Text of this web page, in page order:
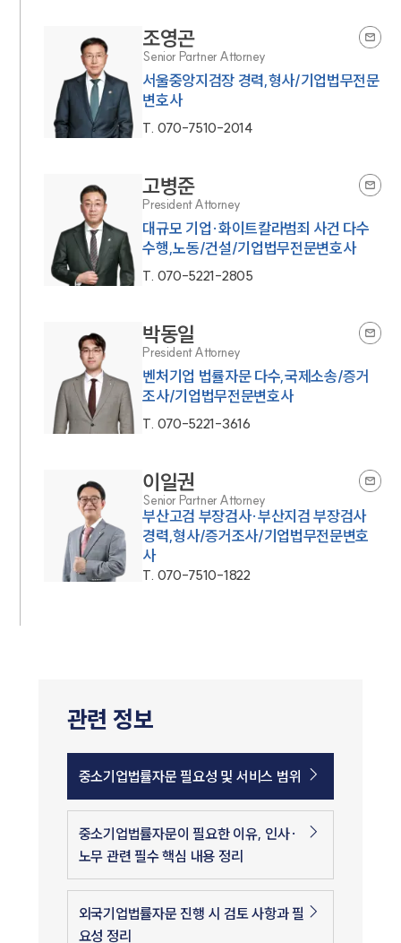
조영곤
Senior Partner Attorney
서울중앙지검장 경력,형사/기업법무전문
변호사
T. 070-7510-2014
고병준
President Attorney
대규모 기업·화이트칼라범죄 사건 다수
수행,노동/건설/기업법무전문변호사
T. 070-5221-2805
박동일
President Attorney
벤처기업 법률자문 다수,국제소송/증거
조사/기업법무전문변호사
T. 070-5221-3616
이일권
Senior Partner Attorney
부산고검 부장검사·부산지검 부장검사
경력,형사/증거조사/기업법무전문변호
사
T. 070-7510-1822
관련 정보
중소기업법률자문 필요성 및 서비스 범위
중소기업법률자문이 필요한 이유, 인사·
노무 관련 필수 핵심 내용 정리
외국기업법률자문 진행 시 검토 사항과 필
요성 정리